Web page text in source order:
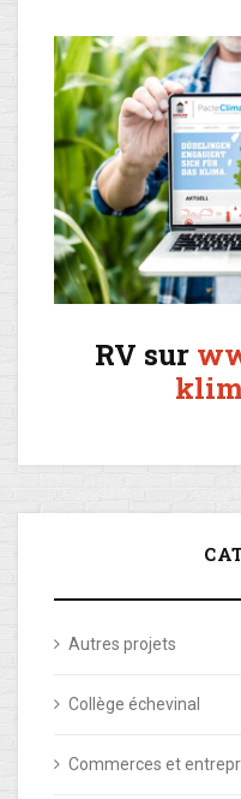
RV sur
Autres projets
Collège échevinal
Commerces et